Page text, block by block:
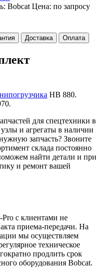
Bobcat Цена: по запросу
Доставка Оплата
HB 880.
для спецтехники в
и агрегаты в наличии
запчасть? Звоните
склада постоянно
найти детали и при
и ремонт вашей
с клиентами не
приема-передачи. На
мы осуществляем
техническое
продлить срок
оборудования Bobcat.